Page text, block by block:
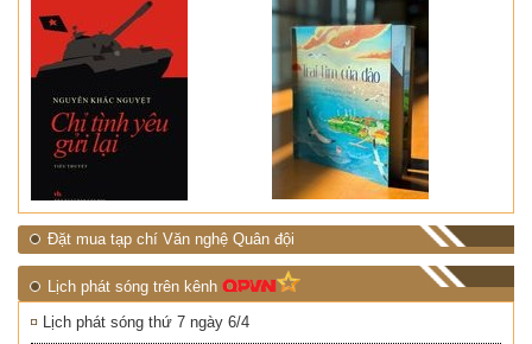
Đặt mua tạp chí Văn nghệ Quân đội
Lịch phát sóng trên kênh
Lịch phát sóng thứ 7 ngày 6/4